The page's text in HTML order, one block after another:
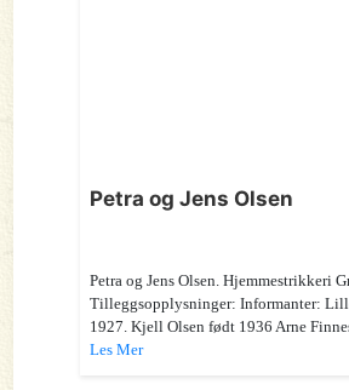
Petra og Jens Olsen
Petra og Jens Olsen. Hjemmestrikkeri
Tilleggsopplysninger: Informanter:
1927. Kjell Olsen født 1936 Arne
Les Mer